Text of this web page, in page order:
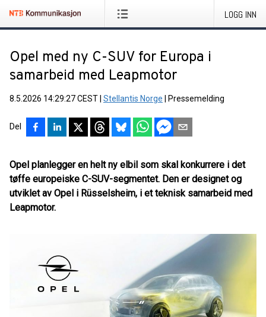
LOGG INN
Opel med ny C-SUV for Europa i
samarbeid med Leapmotor
8.5.2026 14:29:27 CEST Stellantis Norge Pressemelding
Del
Opel planlegger en helt ny elbil som skal konkurrere i det
tøffe europeiske C-SUV-segmentet. Den er designet og
utviklet av Opel i Rüsselsheim, i et teknisk samarbeid med
Leapmotor.